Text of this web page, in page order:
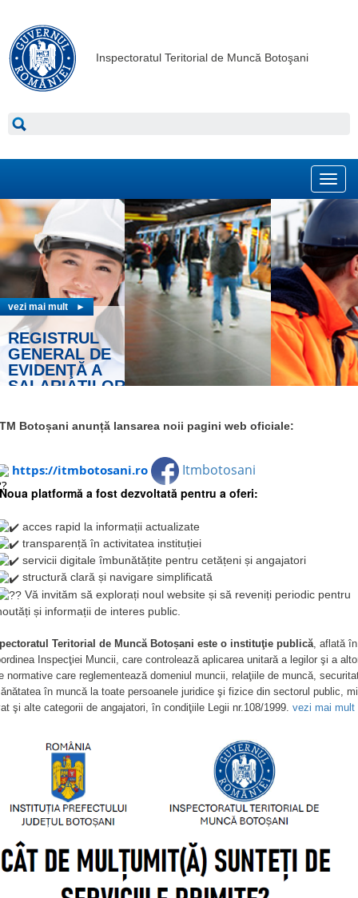
Inspectoratul Teritorial de Muncă Botoşani
REGISTRUL
SALARIAŢILOR
vezi mai mult ►
RELAŢII DE MUNCĂ
vezi mai mult
vezi mai mult
Botoșani anunță lansarea noii pagini web oficiale:
https://itmbotosani.ro Itmbotosani
Noua platformă a fost dezvoltată pentru a oferi:
acces rapid la informații actualizate
transparență în activitatea instituției
servicii digitale îmbunătățite pentru cetățeni și angajatori
structură clară și navigare simplificată
Vă invităm să explorați noul website și să reveniți periodic pentru
și informații de interes public.
Teritorial de Muncă Botoșani este o instituţie publică , aflată în
Inspecţiei Muncii, care controlează aplicarea unitară a legilor şi a
normative care reglementează domeniul muncii, relaţiile de muncă,
în muncă la toate persoanele juridice şi fizice din sectorul public,
şi alte categorii de angajatori, în condiţiile Legii nr.108/1999. vezi mai mult